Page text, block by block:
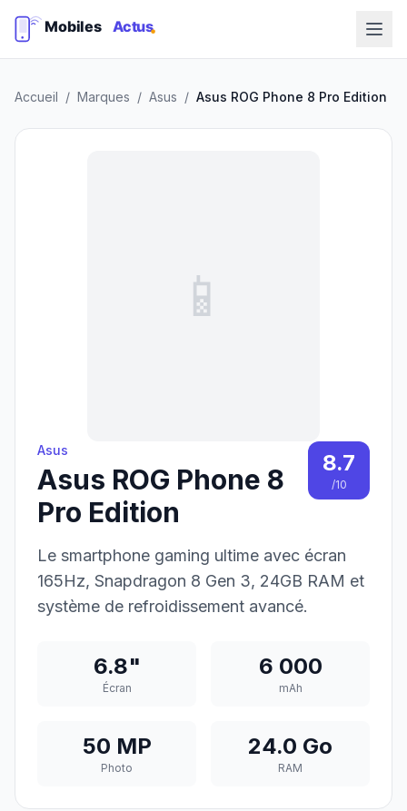
Accueil / Marques / Asus / Asus ROG Phone 8 Pro Edition
📱
Asus
Asus ROG Phone 8
Pro Edition
8.7
/10
Le smartphone gaming ultime avec écran
165Hz, Snapdragon 8 Gen 3, 24GB RAM et
système de refroidissement avancé.
6.8"
Écran
6 000
mAh
50 MP
Photo
24.0 Go
RAM